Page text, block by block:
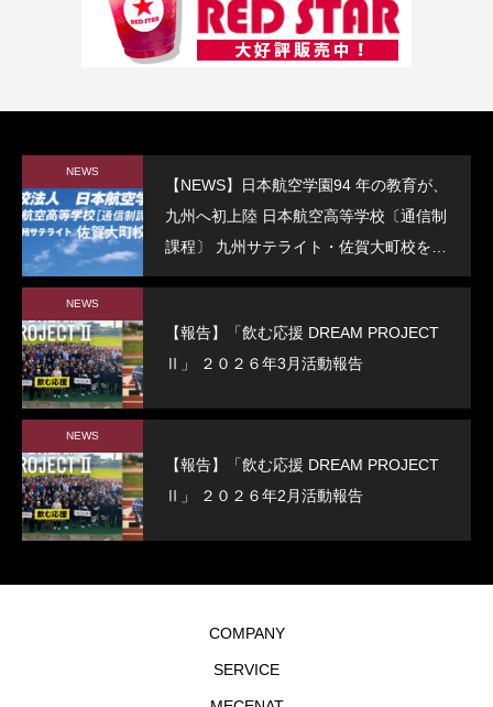
NEWS
【NEWS】日本航空学園94 年の教育が、
九州へ初上陸 日本航空高等学校〔通信制
課程〕 九州サテライト・佐賀大町校を開
校
NEWS
【報告】「飲む応援 DREAM PROJECT
Ⅱ」 ２０２６年3月活動報告
NEWS
【報告】「飲む応援 DREAM PROJECT
Ⅱ」 ２０２６年2月活動報告
COMPANY
SERVICE